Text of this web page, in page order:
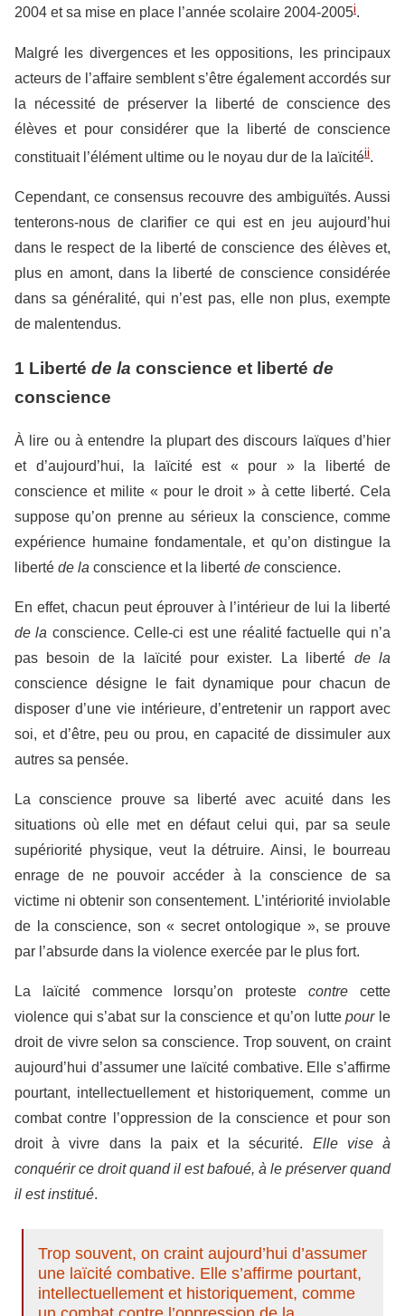
2004 et sa mise en place l’année scolaire 2004-2005i.
Malgré les divergences et les oppositions, les principaux
acteurs de l’affaire semblent s’être également accordés sur
la nécessité de préserver la liberté de conscience des
élèves et pour considérer que la liberté de conscience
constituait l’élément ultime ou le noyau dur de la laïcitéii.
Cependant, ce consensus recouvre des ambiguïtés. Aussi
tenterons-nous de clarifier ce qui est en jeu aujourd’hui
dans le respect de la liberté de conscience des élèves et,
plus en amont, dans la liberté de conscience considérée
dans sa généralité, qui n’est pas, elle non plus, exempte
de malentendus.
1 Liberté de la conscience et liberté de
conscience
À lire ou à entendre la plupart des discours laïques d’hier
et d’aujourd’hui, la laïcité est « pour » la liberté de
conscience et milite « pour le droit » à cette liberté. Cela
suppose qu’on prenne au sérieux la conscience, comme
expérience humaine fondamentale, et qu’on distingue la
liberté de la conscience et la liberté de conscience.
En effet, chacun peut éprouver à l’intérieur de lui la liberté
de la conscience. Celle-ci est une réalité factuelle qui n’a
pas besoin de la laïcité pour exister. La liberté de la
conscience désigne le fait dynamique pour chacun de
disposer d’une vie intérieure, d’entretenir un rapport avec
soi, et d’être, peu ou prou, en capacité de dissimuler aux
autres sa pensée.
La conscience prouve sa liberté avec acuité dans les
situations où elle met en défaut celui qui, par sa seule
supériorité physique, veut la détruire. Ainsi, le bourreau
enrage de ne pouvoir accéder à la conscience de sa
victime ni obtenir son consentement. L’intériorité inviolable
de la conscience, son « secret ontologique », se prouve
par l’absurde dans la violence exercée par le plus fort.
La laïcité commence lorsqu’on protestecontre cette
violence qui s’abat sur la conscience et qu’on luttepourle
droit de vivre selon sa conscience. Trop souvent, on craint
aujourd’hui d’assumer une laïcité combative. Elle s’affirme
pourtant, intellectuellement et historiquement, comme un
combat contre l’oppression de la conscience et pour son
droit à vivre dans la paix et la sécurité. Elle vise à
conquérir ce droit quand il est bafoué, à le préserver quand
il est institué.
Trop souvent, on craint aujourd’hui d’assumer
une laïcité combative. Elle s’affirme pourtant,
intellectuellement et historiquement, comme